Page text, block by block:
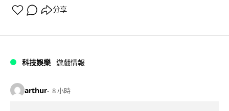
分享
科技娛樂 遊戲情報
arthur 8 小時